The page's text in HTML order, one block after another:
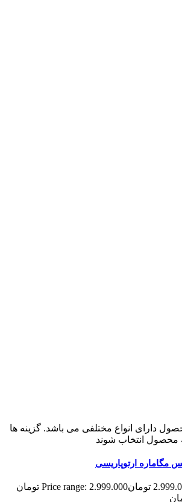
دارای انواع مختلفی می باشد. گزینه ها
انتخاب شوند
مگاماره ارتوپاریسی
تومان
Price range: 2.999.000 تومان